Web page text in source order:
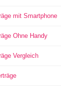
mit Smartphone
Ohne Handy
Vergleich